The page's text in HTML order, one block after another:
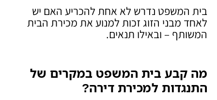
בית המשפט נדרש לא אחת להכריע האם יש
לאחד מבני הזוג זכות למנוע את מכירת הבית
המשותף – ובאילו תנאים.
מה קבע בית המשפט במקרים של
התנגדות למכירת דירה?